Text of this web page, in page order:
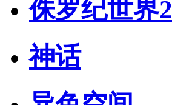
侏罗纪世界2
神话